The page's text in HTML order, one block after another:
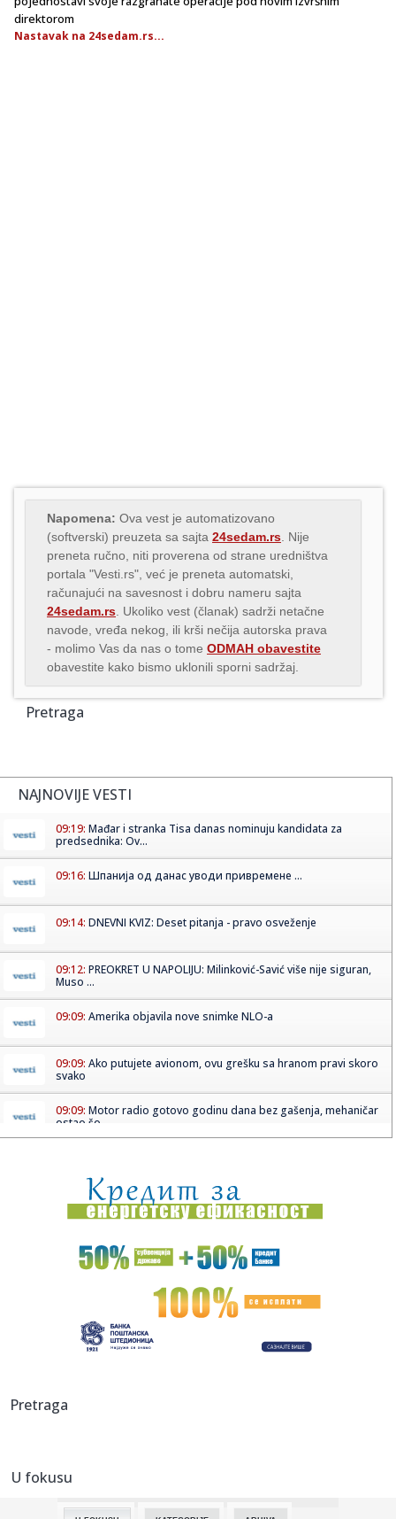
direktorom
Nastavak na 24sedam.rs...
Napomena: Ova vest je automatizovano
(softverski) preuzeta sa sajta 24sedam.rs . Nije
preneta ručno, niti proverena od strane uredništva
portala "Vesti.rs", već je preneta automatski,
računajući na savesnost i dobru nameru sajta
24sedam.rs . Ukoliko vest (članak) sadrži netačne
navode, vređa nekog, ili krši nečija autorska prava
- molimo Vas da nas o tome ODMAH obavestite
obavestite kako bismo uklonili sporni sadržaj.
Pretraga
NAJNOVIJE VESTI
09:19: Mađar i stranka Tisa danas nominuju kandidata za
predsednika: Ov...
09:16: Шпанија од данас уводи привремене ...
09:14: DNEVNI KVIZ: Deset pitanja - pravo osveženje
09:12: PREOKRET U NAPOLIJU: Milinković-Savić više nije siguran,
Muso ...
09:09: Amerika objavila nove snimke NLO-a
09:09: Ako putujete avionom, ovu grešku sa hranom pravi skoro
svako
09:09: Motor radio gotovo godinu dana bez gašenja, mehaničar
ostao šo...
09:08:АМСС: На граничном прелазу ...
09:09:Na Batrovcima se od jutros čeka oko četiri sata
Rutina Šeltona
09:08:AdmiralBet ABA liga ostala bez direktora: Milija Vojinović
tankere s...
09:05:
Pretraga
U fokusu